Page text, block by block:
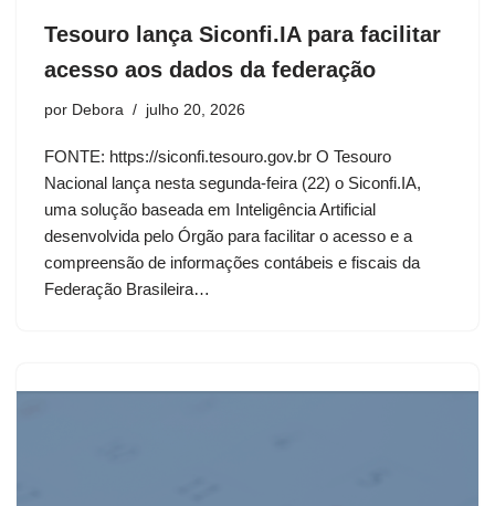
Tesouro lança Siconfi.IA para facilitar
acesso aos dados da federação
por Debora julho 20, 2026
FONTE: https://siconfi.tesouro.gov.br O Tesouro
Nacional lança nesta segunda-feira (22) o Siconfi.IA,
uma solução baseada em Inteligência Artificial
desenvolvida pelo Órgão para facilitar o acesso e a
compreensão de informações contábeis e fiscais da
Federação Brasileira…